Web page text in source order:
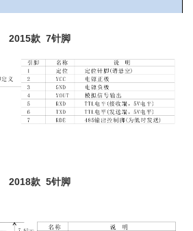
2015款 7针脚
2018款 5针脚